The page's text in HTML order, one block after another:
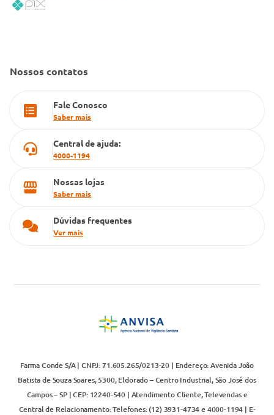
Convênio Conlife
Cartão Grupo Conde
Nossos contatos
Fale Conosco
Saber mais
Central de ajuda:
4000-1194
Nossas lojas
Saber mais
Dúvidas frequentes
Ver mais
Farma Conde S/A | CNPJ: 71.605.265/0213-20 | Endereço: Avenida João
Batista de Souza Soares, 5300, Eldorado – Centro Industrial, São José dos
Campos – SP | CEP: 12240-540 | Atendimento Cliente, Televendas e
Central de Relacionamento: Telefones: (12) 3931-4734 e 4000-1194 | E-